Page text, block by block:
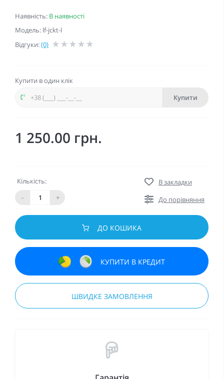
Наявність: В наявності
Модель: lf-jckt-l
Відгуки:(0)
Купити в один клік
Купити
1 250.00 грн.
Кількість:
-
+
В закладки
До порівняння
ДО КОШИКА
КУПИТИ В КРЕДИТ
ШВИДКЕ ЗАМОВЛЕННЯ